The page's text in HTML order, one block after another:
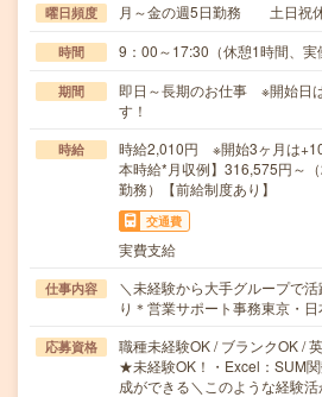
曜日頻度 月～金の週5日勤務 土日祝
時間 9：00～17:30（休憩1時間、実
期間
即日～長期のお仕事 ※開始日
す！ 8
時給
時給2,010円 ※開始3ヶ月は
本時給*月収例】316,575円～
勤務）【前給制度あり】
交通費
実費支給
仕事内容
＼未経験から大手グループで
り＊営業サポート事務東京・
応募資格
職種未経験OK / ブランクOK /
★未経験OK！・Excel：SUM
成ができる＼このような経験